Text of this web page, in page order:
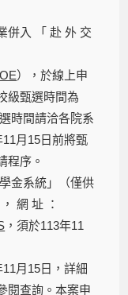
併入 「 赴 外 交
），於線上申
級甄選時間為
時間請洽各院系
月15日前將甄
程序。
金系統」（僅供
網 址 ：
，須於113年11
月15日，詳細
閱查詢。本案申